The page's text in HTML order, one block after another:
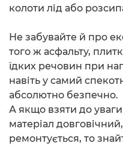
колоти лід або
Не забувайте й про
того ж асфальту,
їдких речовин при
навіть у самий
абсолютно безпечно.
А якщо взяти до
матеріал
ремонтується, то